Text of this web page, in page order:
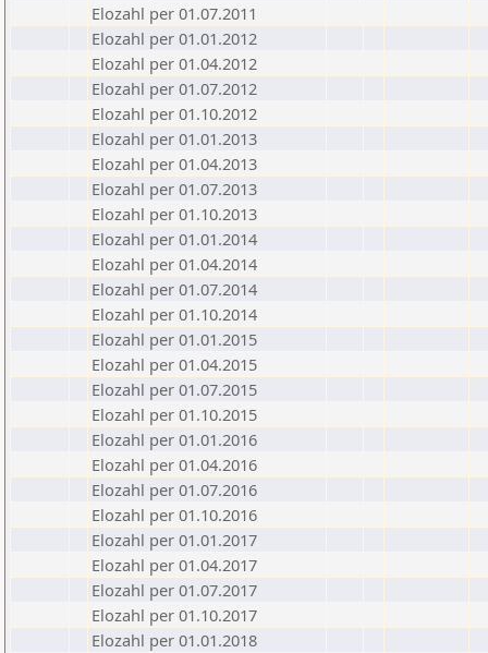
Elozahl per 01.07.2011
Elozahl per 01.01.2012
Elozahl per 01.04.2012
Elozahl per 01.07.2012
Elozahl per 01.10.2012
Elozahl per 01.01.2013
Elozahl per 01.04.2013
Elozahl per 01.07.2013
Elozahl per 01.10.2013
Elozahl per 01.01.2014
Elozahl per 01.04.2014
Elozahl per 01.07.2014
Elozahl per 01.10.2014
Elozahl per 01.01.2015
Elozahl per 01.04.2015
Elozahl per 01.07.2015
Elozahl per 01.10.2015
Elozahl per 01.01.2016
Elozahl per 01.04.2016
Elozahl per 01.07.2016
Elozahl per 01.10.2016
Elozahl per 01.01.2017
Elozahl per 01.04.2017
Elozahl per 01.07.2017
Elozahl per 01.10.2017
Elozahl per 01.01.2018